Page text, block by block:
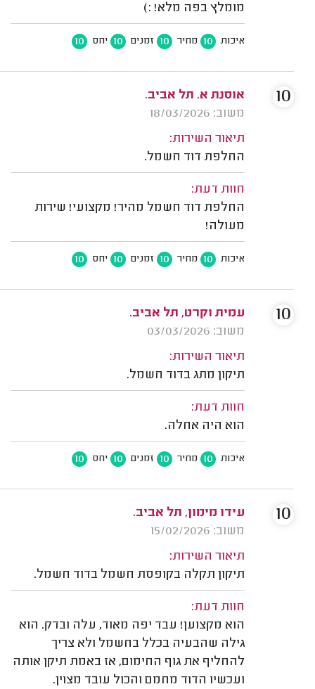
מומלץ בפה מלא! :)
איכות 10 מחיר 10 זמנים 10 יחס 10
אוסנת א. תל אביב.
משוב: 18/03/2026
תיאור השירות:
החלפת דוד חשמל.
חוות דעת:
החלפת דוד חשמל מהיר! מקצועי! שירות
מעולה!
איכות 10 מחיר 10 זמנים 10 יחס 10
10
עמית וקרט, תל אביב.
משוב: 03/03/2026
תיאור השירות:
תיקון מתג בדוד חשמל.
חוות דעת:
הוא היה אחלה.
איכות 10 מחיר 10 זמנים 10 יחס 10
10
עידו מימון, תל אביב.
משוב: 15/02/2026
תיאור השירות:
תיקון תקלה בקופסת חשמל בדוד חשמל.
חוות דעת:
הוא מקצוען! עבד יפה מאוד, עלה ובדק. הוא
גילה שהבעיה בכלל בחשמל ולא צריך
להחליף את גוף החימום, אז באמת תיקן אותה
ועכשיו הדוד מחמם והכול עובד מצוין.
10